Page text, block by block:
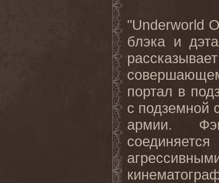
"Underworld
блэка и
портал в
с подземной
армии.